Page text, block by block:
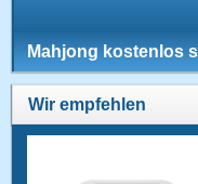
Mahjong kostenlos
Wir empfehlen